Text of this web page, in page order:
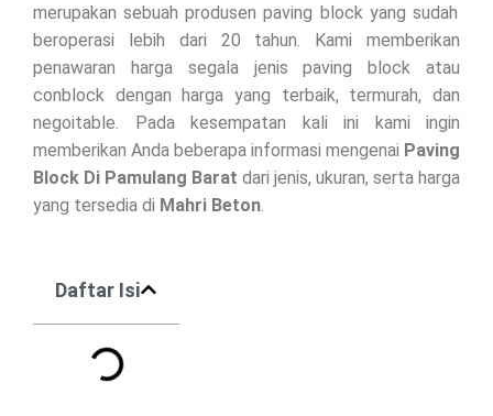
merupakan sebuah produsen paving block yang sudah
beroperasi lebih dari 20 tahun. Kami memberikan
penawaran harga segala jenis paving block atau
conblock dengan harga yang terbaik, termurah, dan
negoitable. Pada kesempatan kali ini kami ingin
memberikan Anda beberapa informasi mengenai Paving
Block Di Pamulang Barat dari jenis, ukuran, serta harga
yang tersedia di Mahri Beton
Daftar Isi